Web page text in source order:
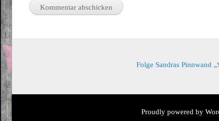
Folge Sandras Pinnwand
Proudly powered by